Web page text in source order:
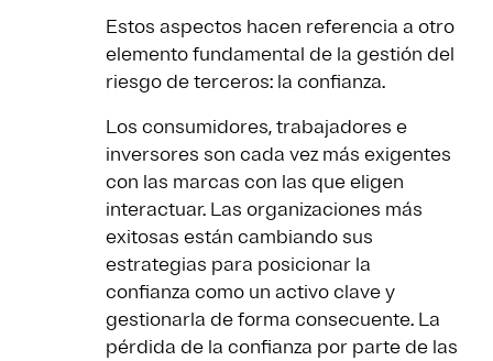
Estos aspectos hacen referencia a otro
elemento fundamental de la gestión del
riesgo de terceros: la confianza.
Los consumidores, trabajadores e
inversores son cada vez más exigentes
con las marcas con las que eligen
interactuar. Las organizaciones más
exitosas están cambiando sus
estrategias para posicionar la
confianza como un activo clave y
gestionarla de forma consecuente. La
pérdida de la confianza por parte de las